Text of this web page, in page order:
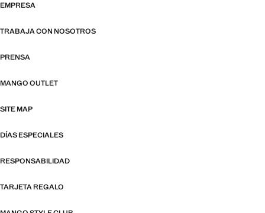
EMPRESA
TRABAJA CON NOSOTROS
PRENSA
MANGO OUTLET
SITE MAP
DÍAS ESPECIALES
RESPONSABILIDAD
TARJETA REGALO